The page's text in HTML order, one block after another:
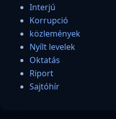
Interjú
Korrupció
közlemények
Nyílt levelek
Oktatás
Riport
Sajtóhír